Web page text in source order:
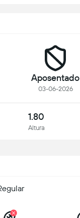
Aposentado
03-06-2026
1.80
Altura